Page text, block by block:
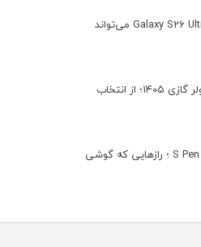
چگونه گوشی Galaxy S26 Ultra می‌تواند
راهنمای جامع کولر گازی ۱۴۰۵؛ از انتخاب
قابلیت‌های قلم S Pen ؛ رازهایی که گوشی